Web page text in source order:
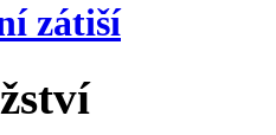
zátiší